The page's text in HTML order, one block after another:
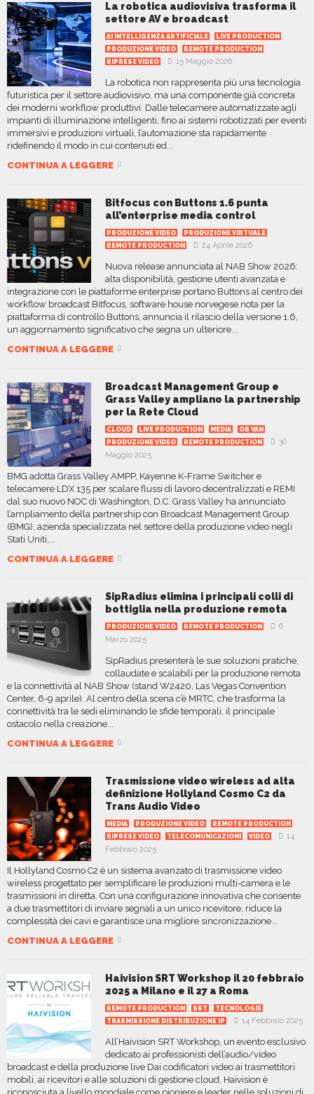
La robotica audiovisiva trasforma il
settore AV e broadcast
AI INTELLIGENZA ARTIFICIALE
LIVE PRODUCTION
PRODUZIONE VIDEO
REMOTE PRODUCTION
RIPRESE VIDEO
15 Maggio 2026
La robotica non rappresenta più una tecnologia
futuristica per il settore audiovisivo, ma una componente già concreta
dei moderni workflow produttivi. Dalle telecamere automatizzate agli
impianti di illuminazione intelligenti, fino ai sistemi robotizzati per eventi
immersivi e produzioni virtuali, l’automazione sta rapidamente
ridefinendo il modo in cui contenuti ed...
CONTINUA A LEGGERE
Bitfocus con Buttons 1.6 punta
all’enterprise media control
PRODUZIONE VIDEO
PRODUZIONE VIRTUALE
REMOTE PRODUCTION
24 Aprile 2026
Nuova release annunciata al NAB Show 2026:
alta disponibilità, gestione utenti avanzata e
integrazione con le piattaforme enterprise portano Buttons al centro dei
workflow broadcast Bitfocus, software house norvegese nota per la
piattaforma di controllo Buttons, annuncia il rilascio della versione 1.6,
un aggiornamento significativo che segna un ulteriore...
CONTINUA A LEGGERE
Broadcast Management Group e
Grass Valley ampliano la partnership
per la Rete Cloud
CLOUD LIVE PRODUCTION MEDIA
OB VAN
PRODUZIONE VIDEO
REMOTE PRODUCTION
30
Maggio 2025
BMG adotta Grass Valley AMPP, Kayenne K-Frame Switcher e
telecamere LDX 135 per scalare flussi di lavoro decentralizzati e REMI
dal suo nuovo NOC di Washington, D.C. Grass Valley ha annunciato
l’ampliamento della partnership con Broadcast Management Group
(BMG), azienda specializzata nel settore della produzione video negli
Stati Uniti,...
CONTINUA A LEGGERE
SipRadius elimina i principali colli di
bottiglia nella produzione remota
PRODUZIONE VIDEO REMOTE PRODUCTION
6
Marzo 2025
SipRadius presenterà le sue soluzioni pratiche,
collaudate e scalabili per la produzione remota
e la connettività al NAB Show (stand W2420, Las Vegas Convention
Center, 6-9 aprile). Al centro della scena c’è MRTC, che trasforma la
connettività tra le sedi eliminando le sfide temporali, il principale
ostacolo nella creazione...
CONTINUA A LEGGERE
Trasmissione video wireless ad alta
definizione Hollyland Cosmo C2 da
Trans Audio Video
MEDIA PRODUZIONE VIDEO
REMOTE PRODUCTION
RIPRESE VIDEO
TELECOMUNICAZIONI VIDEO
14
Febbraio 2025
Il Hollyland Cosmo C2 è un sistema avanzato di trasmissione video
wireless progettato per semplificare le produzioni multi-camera e le
trasmissioni in diretta. Con una configurazione innovativa che consente
a due trasmettitori di inviare segnali a un unico ricevitore, riduce la
complessità dei cavi e garantisce una migliore sincronizzazione...
CONTINUA A LEGGERE
Haivision SRT Workshop il 20 febbraio
2025 a Milano e il 27 a Roma
REMOTE PRODUCTION SRT
TECNOLOGIE
TRASMISSIONE DISTRIBUZIONE IP
14 Febbraio 2025
All’Haivision SRT Workshop, un evento esclusivo
dedicato ai professionisti dell’audio/video
broadcast e della produzione live Dai codificatori video ai trasmettitori
mobili, ai ricevitori e alle soluzioni di gestione cloud, Haivision è